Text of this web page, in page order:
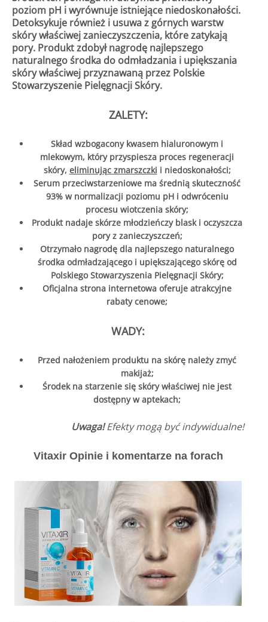
poziom pH i wyrównuje istniejące niedoskonałości.
Detoksykuje również i usuwa z górnych warstw
skóry właściwej zanieczyszczenia, które zatykają
pory. Produkt zdobył nagrodę najlepszego
naturalnego środka do odmładzania i upiększania
skóry właściwej przyznawaną przez Polskie
Stowarzyszenie Pielęgnacji Skóry.
ZALETY:
Skład wzbogacony kwasem hialuronowym i
mlekowym, który przyspiesza proces regeneracji
skóry, eliminując zmarszczki i niedoskonałości;
Serum przeciwstarzeniowe ma średnią skuteczność
93% w normalizacji poziomu pH i odwróceniu
procesu wiotczenia skóry;
Produkt nadaje skórze młodzieńczy blask i oczyszcza
pory z zanieczyszczeń;
Otrzymało nagrodę dla najlepszego naturalnego
środka odmładzającego i upiększającego skórę od
Polskiego Stowarzyszenia Pielęgnacji Skóry;
Oficjalna strona internetowa oferuje atrakcyjne
rabaty cenowe;
WADY:
Przed nałożeniem produktu na skórę należy zmyć
makijaż;
Środek na starzenie się skóry właściwej nie jest
dostępny w aptekach;
Uwaga!Efekty mogą być indywidualne!
Vitaxir Opinie i komentarze na forach